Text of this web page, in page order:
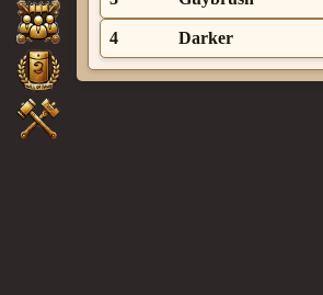
4 Darker